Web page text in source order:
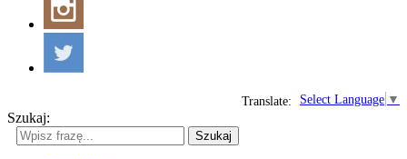
Select Language ▼
Translate:
Szukaj:
Szukaj